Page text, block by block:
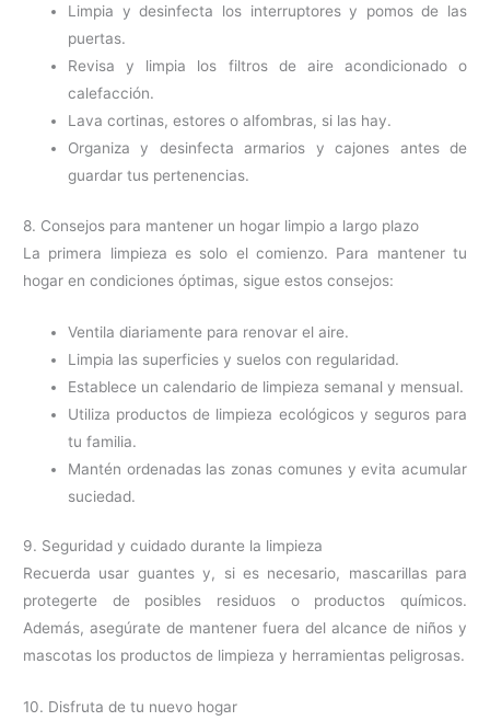
Limpia y desinfecta los interruptores y pomos de las
puertas.
Revisa y limpia los filtros de aire acondicionado o
calefacción.
Lava cortinas, estores o alfombras, si las hay.
Organiza y desinfecta armarios y cajones antes de
guardar tus pertenencias.
8. Consejos para mantener un hogar limpio a largo plazo
La primera limpieza es solo el comienzo. Para mantener tu
hogar en condiciones óptimas, sigue estos consejos:
Ventila diariamente para renovar el aire.
Limpia las superficies y suelos con regularidad.
Establece un calendario de limpieza semanal y mensual.
Utiliza productos de limpieza ecológicos y seguros para
tu familia.
Mantén ordenadas las zonas comunes y evita acumular
suciedad.
9. Seguridad y cuidado durante la limpieza
Recuerda usar guantes y, si es necesario, mascarillas para
protegerte de posibles residuos o productos químicos.
Además, asegúrate de mantener fuera del alcance de niños y
mascotas los productos de limpieza y herramientas peligrosas.
10. Disfruta de tu nuevo hogar